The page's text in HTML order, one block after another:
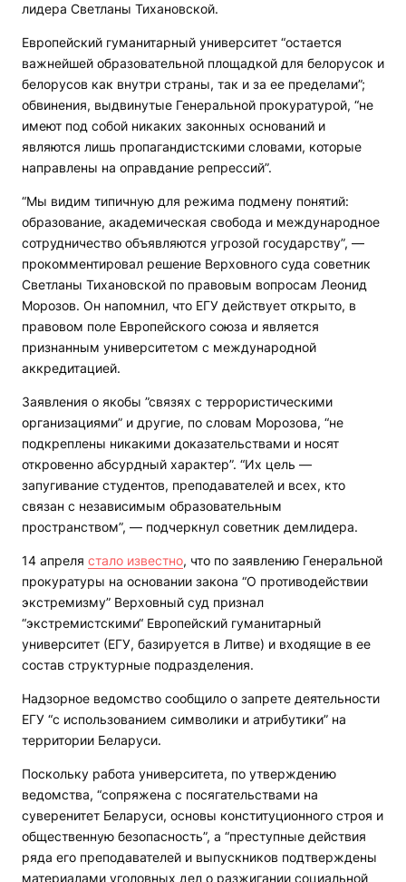
лидера Светланы Тихановской.
Европейский гуманитарный университет “остается
важнейшей образовательной площадкой для белорусок и
белорусов как внутри страны, так и за ее пределами”;
обвинения, выдвинутые Генеральной прокуратурой, “не
имеют под собой никаких законных оснований и
являются лишь пропагандистскими словами, которые
направлены на оправдание репрессий”.
“Мы видим типичную для режима подмену понятий:
образование, академическая свобода и международное
сотрудничество объявляются угрозой государству”, —
прокомментировал решение Верховного суда советник
Светланы Тихановской по правовым вопросам Леонид
Морозов. Он напомнил, что ЕГУ действует открыто, в
правовом поле Европейского союза и является
признанным университетом с международной
аккредитацией.
Заявления о якобы ”связях с террористическими
организациями” и другие, по словам Морозова, “не
подкреплены никакими доказательствами и носят
откровенно абсурдный характер”. “Их цель —
запугивание студентов, преподавателей и всех, кто
связан с независимым образовательным
пространством”, — подчеркнул советник демлидера.
14 апреля стало известно, что по заявлению Генеральной
прокуратуры на основании закона “О противодействии
экстремизму” Верховный суд признал
“экстремистскими“ Европейский гуманитарный
университет (ЕГУ, базируется в Литве) и входящие в ее
состав структурные подразделения.
Надзорное ведомство сообщило о запрете деятельности
ЕГУ “с использованием символики и атрибутики” на
территории Беларуси.
Поскольку работа университета, по утверждению
ведомства, “сопряжена с посягательствами на
суверенитет Беларуси, основы конституционного строя и
общественную безопасность”, а “преступные действия
ряда его преподавателей и выпускников подтверждены
материалами уголовных дел о разжигании социальной